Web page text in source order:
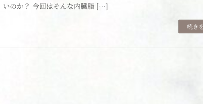
いのか？ 今回はそんな内臓脂 […]
続き